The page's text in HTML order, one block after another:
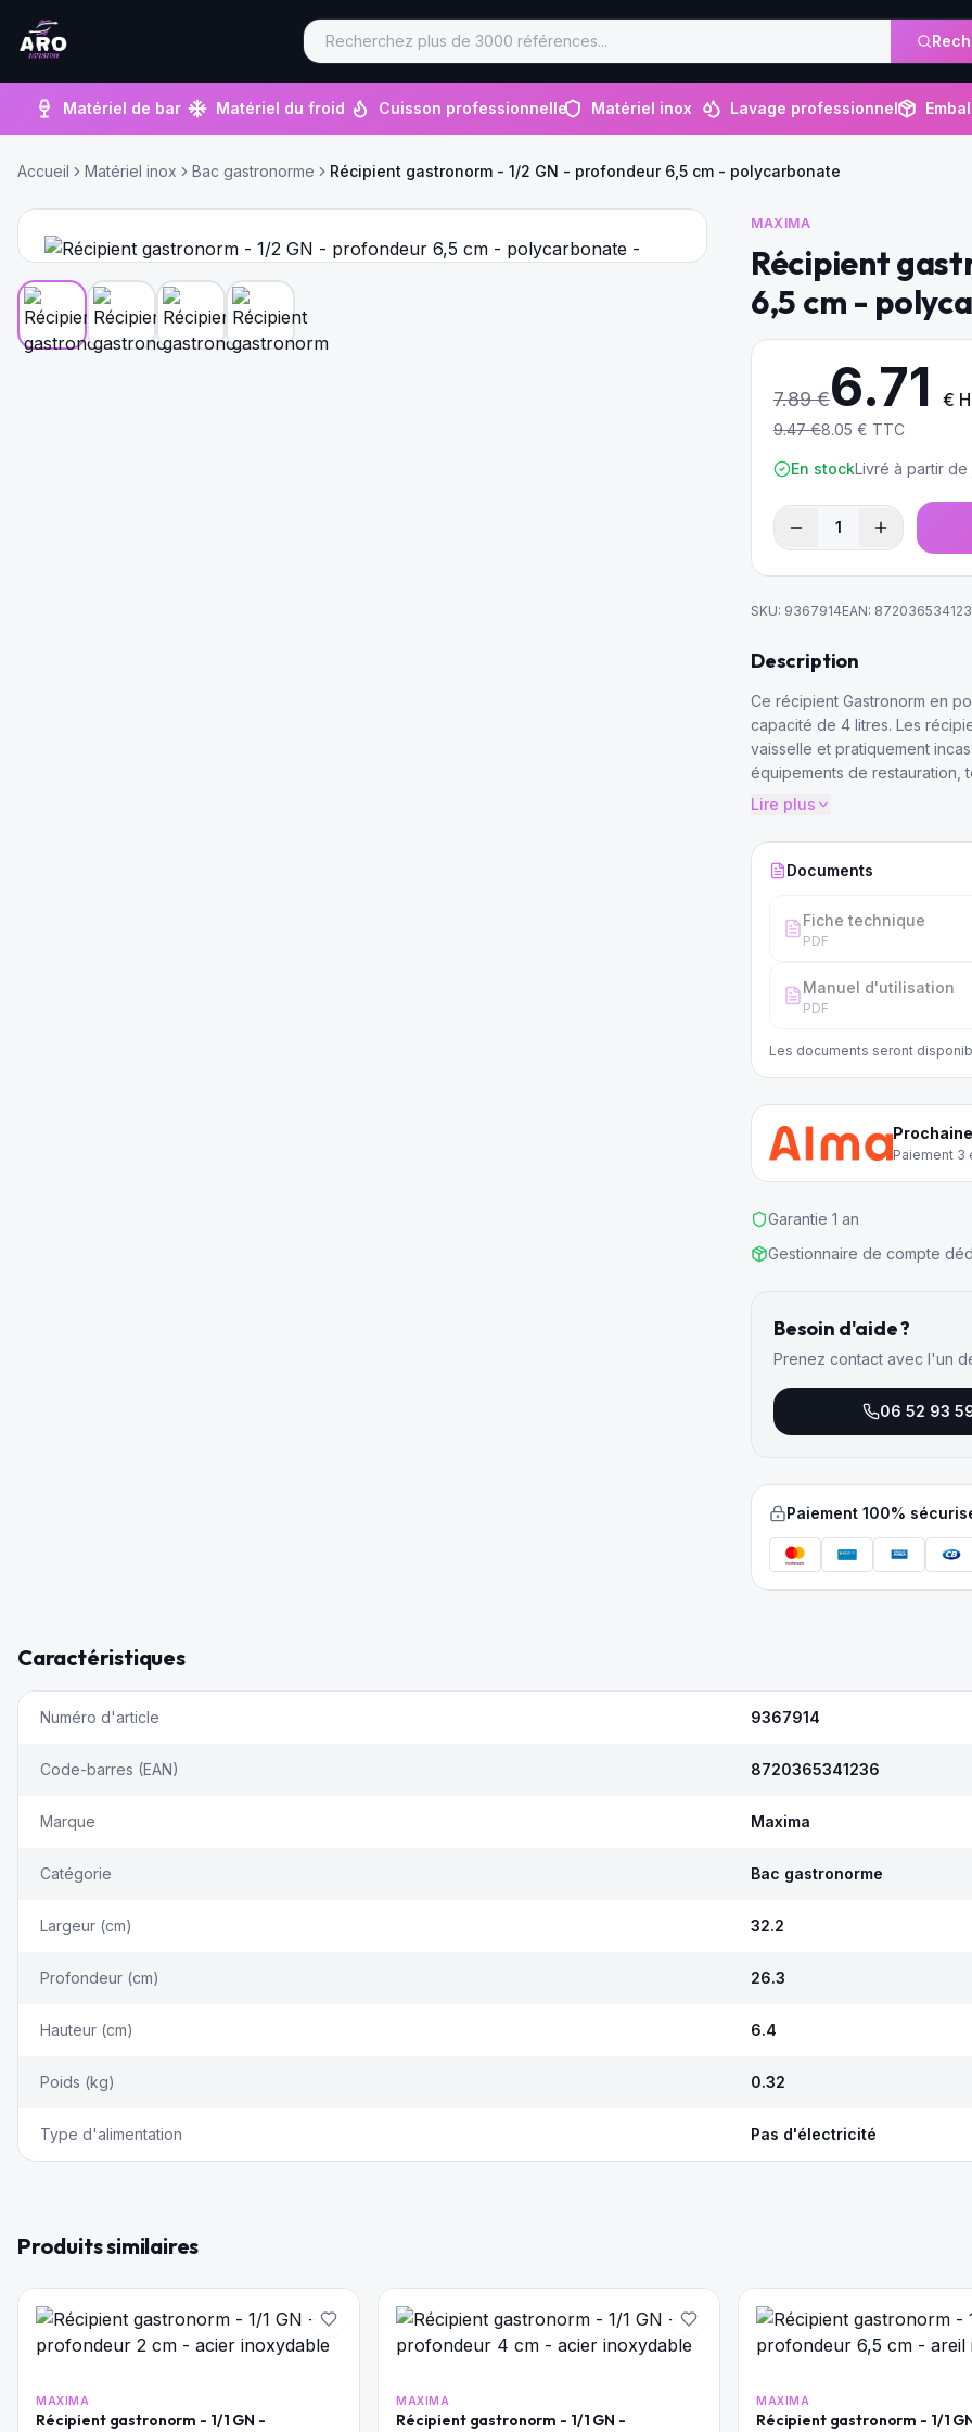
Matériel de bar Matériel du froid Cuisson professionnelle Matériel inox Lavage professionnel
Accueil Matériel inox Bac gastronorme Récipient gastronorm - 1/2 GN - profondeur 6,5 cm - polycarbonate
MAXIMA
Récipient
6,5 cm -
7.89€6.71 €
9.47€8.05 € TTC
En stockLivré à partir
1
SKU: 9367914EAN:
Description
Ce récipient Gastronorm en
capacité de 4 litres. Les
vaisselle et pratiquement
équipements de restauration,
marie et les chafing dishes.
Lire plus
Documents
Fiche technique
PDF
Manuel d'utilisation
PDF
Les documents seront
Paiement 3
Garantie 1 an
Gestionnaire de compte
Besoin d'aide ?
Prenez contact avec l'un
06 52 93
Paiement 100%
Caractéristiques
Numéro d'article 9367914
Code-barres (EAN) 8720365341236
Marque Maxima
Catégorie Bac gastronorme
Largeur (cm) 32.2
Profondeur (cm) 26.3
Hauteur (cm) 6.4
Poids (kg) 0.32
Type d'alimentation Pas d'électricité
Produits similaires
MAXIMA
Récipient gastronorm - 1/1 GN -
MAXIMA
Récipient gastronorm - 1/1 GN -
MAXIMA
Récipient gastronorm - 1/1